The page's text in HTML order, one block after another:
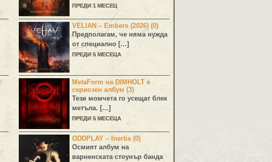
ПРЕДИ 1 МЕСЕЦ
VELIAN – Embers (2026) (0)
Предполагам, че няма нужда
от специално […]
ПРЕДИ 5 МЕСЕЦА
MetaForm на DIMHOLT е
сериозен албум (3)
Тези момчета го усещат блек
метъла. […]
ПРЕДИ 5 МЕСЕЦА
ODDPLAY – Inertia (0)
Осмият албум на
варненската стоунър банда